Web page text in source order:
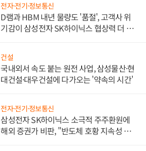
전자·전기·정보통신
D램과 HBM 내년 물량도 '품절', 고객사 위
기감이 삼성전자 SK하이닉스 협상력 더 키
건설
국내외서 속도 붙는 원전 사업, 삼성물산·현
대건설·대우건설에 다가오는 '약속의 시간'
전자·전기·정보통신
삼성전자 SK하이닉스 소극적 주주환원에
해외 증권가 비판, "반도체 호황 지속성 의